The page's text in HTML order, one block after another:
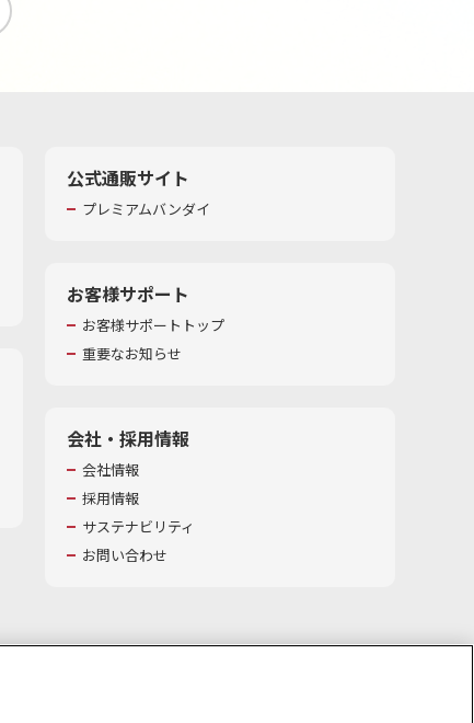
公式通販サイト
プレミアムバンダイ
お客様サポート
お客様サポートトップ
重要なお知らせ
会社・採用情報
会社情報
採用情報
サステナビリティ
お問い合わせ